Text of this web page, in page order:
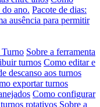
ano. Pacote de dias:
ausência para permitir
Turno Sobre a ferramenta
turnos Como editar e
descanso aos turnos
exportar turnos
Como configurar
rotativos Sobre a